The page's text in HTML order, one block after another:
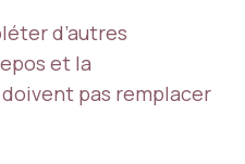
d’autres
et la
pas remplacer